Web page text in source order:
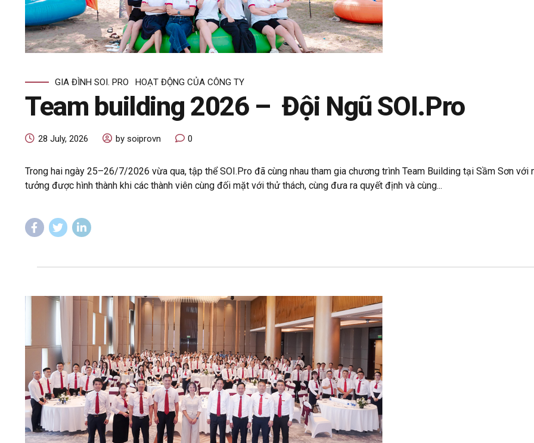
GIA ĐÌNH SOI. PRO HOẠT ĐỘNG CỦA CÔNG TY
Team building 2026 – Đội Ngũ SOI.Pro
28 July, 2026 by soiprovn 0
Trong hai ngày 25–26/7/2026 vừa qua, tập thể SOI.Pro đã cùng nhau tham gia chương trình Team Building tại Sầm Sơn
tưởng được hình thành khi các thành viên cùng đối mặt với thử thách, cùng đưa ra quyết định và cùng...